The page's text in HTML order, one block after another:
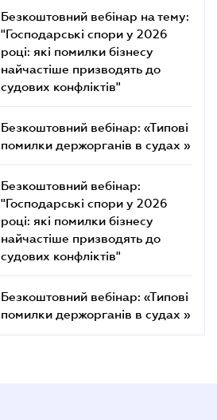
Безкоштовний вебінар на тему:
"Господарські спори у 2026
році: які помилки бізнесу
найчастіше призводять до
судових конфліктів"
Безкоштовний вебінар: «Типові
помилки держорганів в судах »
Безкоштовний вебінар:
"Господарські спори у 2026
році: які помилки бізнесу
найчастіше призводять до
судових конфліктів"
Безкоштовний вебінар: «Типові
помилки держорганів в судах »